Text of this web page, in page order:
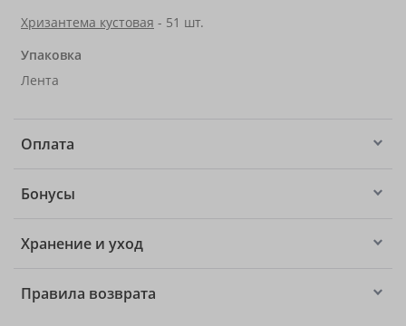
Хризантема кустовая - 51 шт.
Упаковка
Лента
Оплата
Бонусы
Хранение и уход
Правила возврата